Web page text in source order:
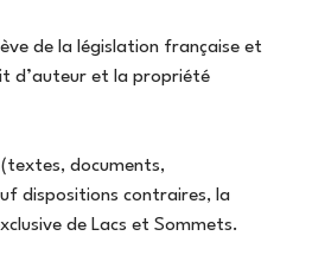
de la législation française et
d’auteur et la propriété
documents,
dispositions contraires, la
de Lacs et Sommets.